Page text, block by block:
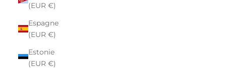
(EUR €)
Espagne
(EUR €)
Estonie
(EUR €)